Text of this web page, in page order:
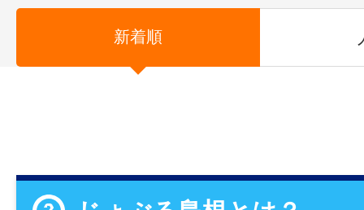
新着順